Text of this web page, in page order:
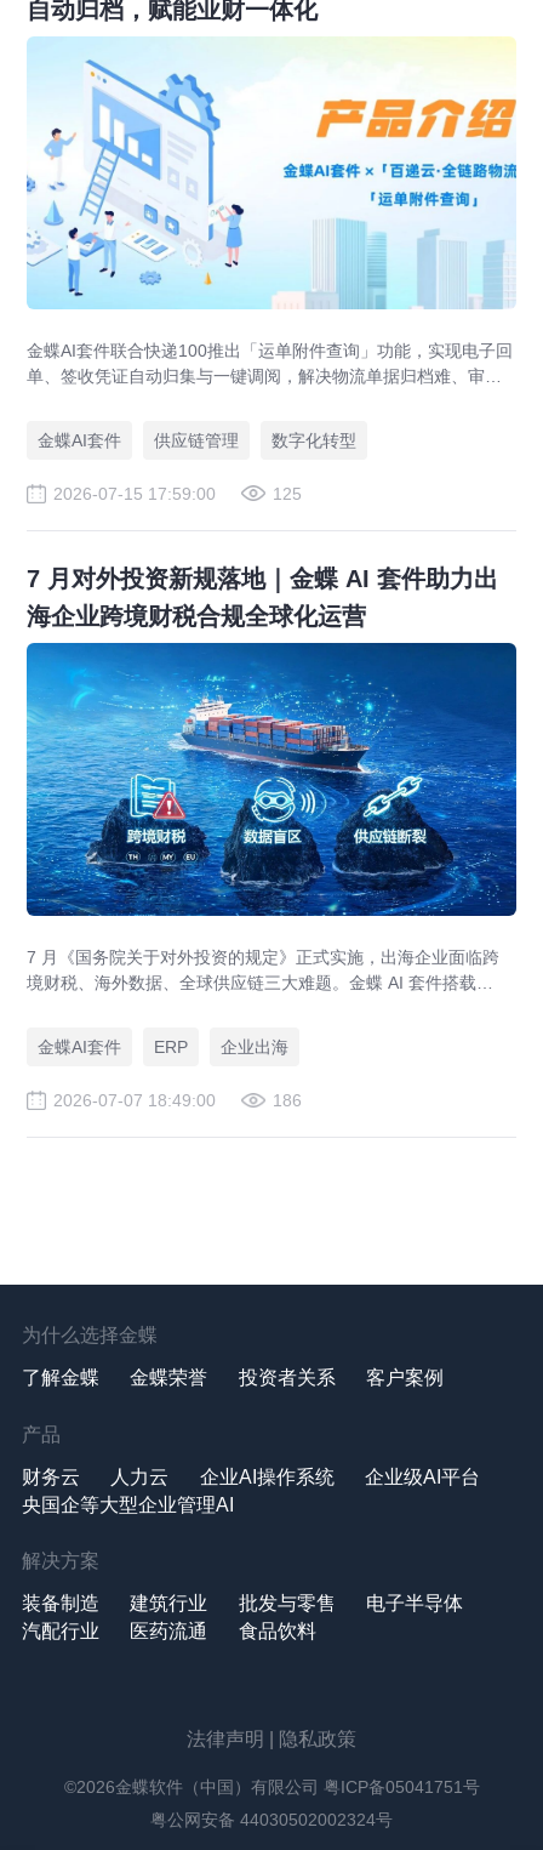
自动归档，赋能业财一体化
金蝶AI套件联合快递100推出「运单附件查询」功能，实现电子回
单、签收凭证自动归集与一键调阅，解决物流单据归档难、审计
金蝶AI套件 供应链管理 数字化转型
2026-07-15 17:59:00 125
7 月对外投资新规落地｜金蝶 AI 套件助力出
海企业跨境财税合规全球化运营
7 月《国务院关于对外投资的规定》正式实施，出海企业面临跨
境财税、海外数据、全球供应链三大难题。金蝶 AI 套件搭载
规、全球 ERP 可视、供应链智能风控，适配东南亚多国本地化经
营。
金蝶AI套件 ERP 企业出海
2026-07-07 18:49:00 186
为什么选择金蝶
了解金蝶 金蝶荣誉 投资者关系 客户案例
产品
财务云 人力云 企业AI操作系统
企业级AI平台
央国企等大型企业管理AI
解决方案
装备制造 建筑行业 批发与零售
电子半导体
汽配行业
医药流通 食品饮料
法律声明 隐私政策
©2026金蝶软件（中国）有限公司 粤ICP备05041751号
粤公网安备 44030502002324号